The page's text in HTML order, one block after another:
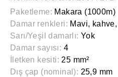
Paketleme: Makara (1000m)
Damar renkleri: Mavi,
Sarı/Yeşil damarlı: Yok
Damar sayısı: 4
İletken kesiti: 25 mm²
Dış çap (nominal): 25,9 mm